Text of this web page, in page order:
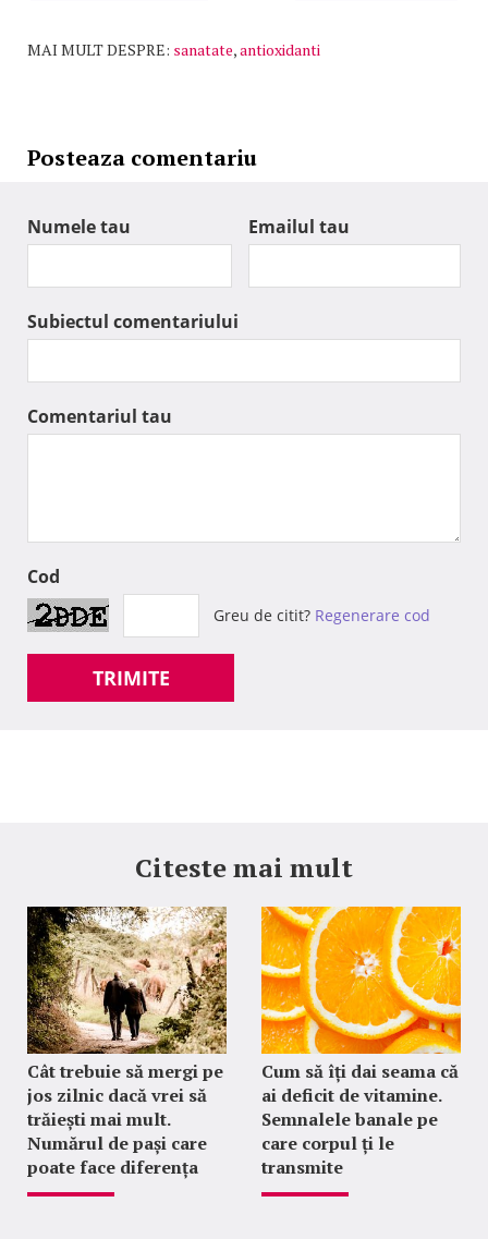
MAI MULT DESPRE: sanatate,antioxidanti
Posteaza comentariu
Numele tau Emailul tau
Subiectul comentariului
Comentariul tau
Cod
Greu de citit? Regenerare cod
TRIMITE
Citeste mai mult
Cât trebuie să mergi pe
jos zilnic dacă vrei să
trăiești mai mult.
Numărul de pași care
poate face diferența
Cum să îți dai seama că
ai deficit de vitamine.
Semnalele banale pe
care corpul ți le
transmite